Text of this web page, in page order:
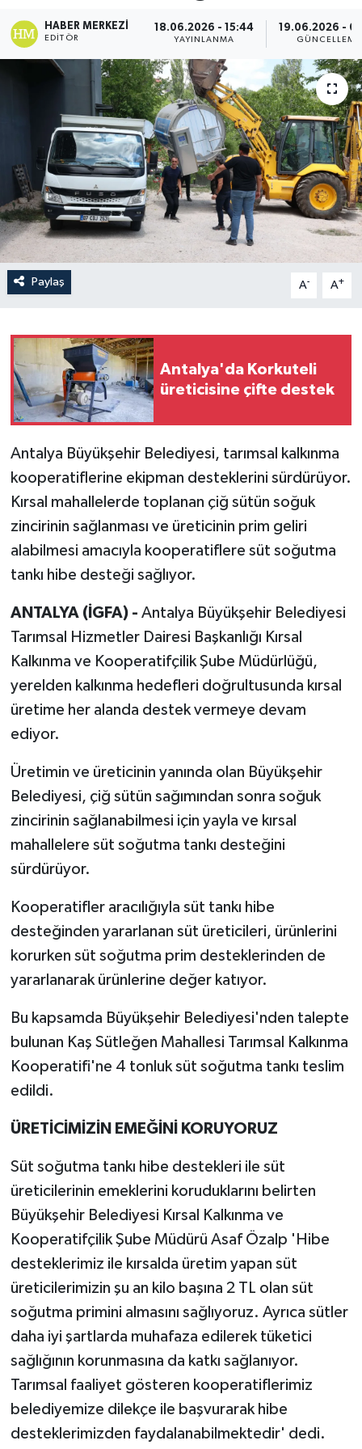
HABER MERKEZI
EDITÖR
18.06.2026 - 15:44
YAYINLANMA
19.06.2026 -
GÜNCELLEME
Paylaş A- A+
Antalya'da Korkuteli
üreticisine çifte destek
Antalya Büyükşehir Belediyesi, tarımsal kalkınma
kooperatiflerine ekipman desteklerini sürdürüyor.
Kırsal mahallelerde toplanan çiğ sütün soğuk
zincirinin sağlanması ve üreticinin prim geliri
alabilmesi amacıyla kooperatiflere süt soğutma
tankı hibe desteği sağlıyor.
ANTALYA (İGFA) - Antalya Büyükşehir Belediyesi
Tarımsal Hizmetler Dairesi Başkanlığı Kırsal
Kalkınma ve Kooperatifçilik Şube Müdürlüğü,
yerelden kalkınma hedefleri doğrultusunda kırsal
üretime her alanda destek vermeye devam
ediyor.
Üretimin ve üreticinin yanında olan Büyükşehir
Belediyesi, çiğ sütün sağımından sonra soğuk
zincirinin sağlanabilmesi için yayla ve kırsal
mahallelere süt soğutma tankı desteğini
sürdürüyor.
Kooperatifler aracılığıyla süt tankı hibe
desteğinden yararlanan süt üreticileri, ürünlerini
korurken süt soğutma prim desteklerinden de
yararlanarak ürünlerine değer katıyor.
Bu kapsamda Büyükşehir Belediyesi'nden talepte
bulunan Kaş Sütleğen Mahallesi Tarımsal Kalkınma
Kooperatifi'ne 4 tonluk süt soğutma tankı teslim
edildi.
ÜRETİCİMİZİN EMEĞİNİ KORUYORUZ
Süt soğutma tankı hibe destekleri ile süt
üreticilerinin emeklerini koruduklarını belirten
Büyükşehir Belediyesi Kırsal Kalkınma ve
Kooperatifçilik Şube Müdürü Asaf Özalp 'Hibe
desteklerimiz ile kırsalda üretim yapan süt
üreticilerimizin şu an kilo başına 2 TL olan süt
soğutma primini almasını sağlıyoruz. Ayrıca sütler
daha iyi şartlarda muhafaza edilerek tüketici
sağlığının korunmasına da katkı sağlanıyor.
Tarımsal faaliyet gösteren kooperatiflerimiz
belediyemize dilekçe ile başvurarak hibe
desteklerimizden faydalanabilmektedir' dedi.